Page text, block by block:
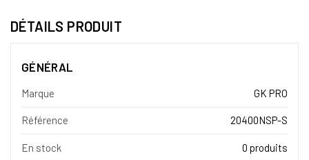
DÉTAILS PRODUIT
GÉNÉRAL
Marque GK PRO
Référence 20400NSP-S
En stock 0 produits